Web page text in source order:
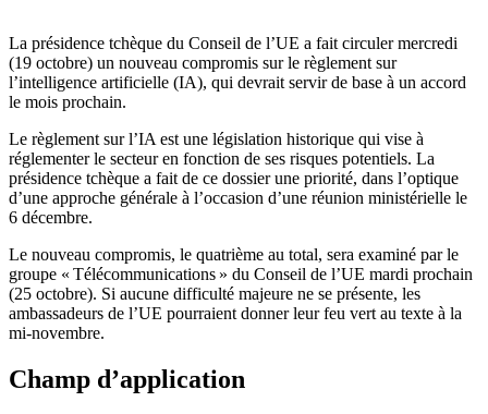
La présidence tchèque du Conseil de l’UE a fait circuler mercredi
(19 octobre) un nouveau compromis sur le règlement sur
l’intelligence artificielle (IA), qui devrait servir de base à un accord
le mois prochain.
Le règlement sur l’IA est une législation historique qui vise à
réglementer le secteur en fonction de ses risques potentiels. La
présidence tchèque a fait de ce dossier une priorité, dans l’optique
d’une approche générale à l’occasion d’une réunion ministérielle le
6 décembre.
Le nouveau compromis, le quatrième au total, sera examiné par le
groupe « Télécommunications » du Conseil de l’UE mardi prochain
(25 octobre). Si aucune difficulté majeure ne se présente, les
ambassadeurs de l’UE pourraient donner leur feu vert au texte à la
mi-novembre.
Champ d’application